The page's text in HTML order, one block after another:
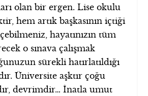
olan bir ergen. Lise okulu
hem artık başkasının içtiği
hayatınızın tüm
o sınava çalışmak
sürekli hatırlatıldığı
Üniversite aşktır çoğu
devrimdir… İnatla umut